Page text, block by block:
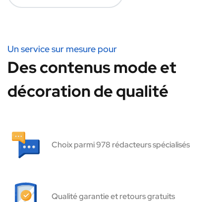
Un service sur mesure pour
Des contenus mode et
décoration de qualité
Choix parmi 978 rédacteurs spécialisés
Qualité garantie et retours gratuits